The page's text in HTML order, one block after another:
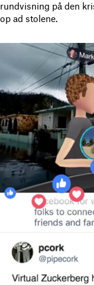
rundvisning på den
op ad stolene.